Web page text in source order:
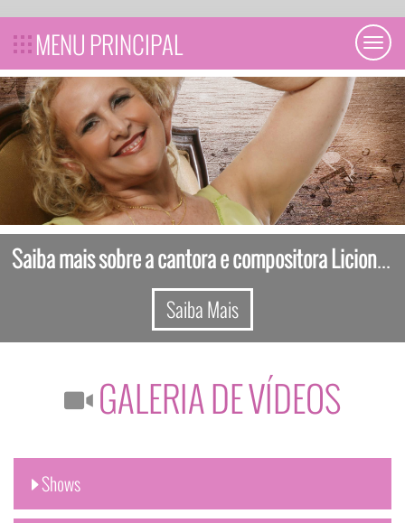
MENU PRINCIPAL
Saiba Mais
GALERIA DE VÍDEOS
Shows